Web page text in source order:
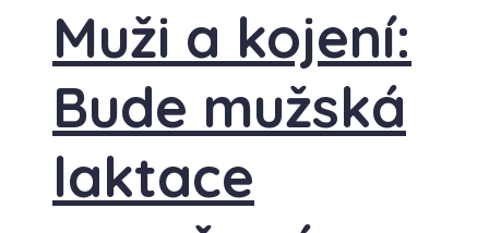
Muži a kojení:
Bude mužská
laktace